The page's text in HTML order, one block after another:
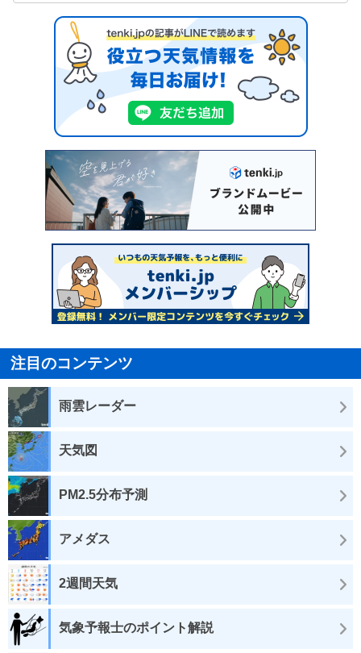
注目のコンテンツ
雨雲レーダー
天気図
PM2.5分布予測
アメダス
2週間天気
気象予報士のポイント解説